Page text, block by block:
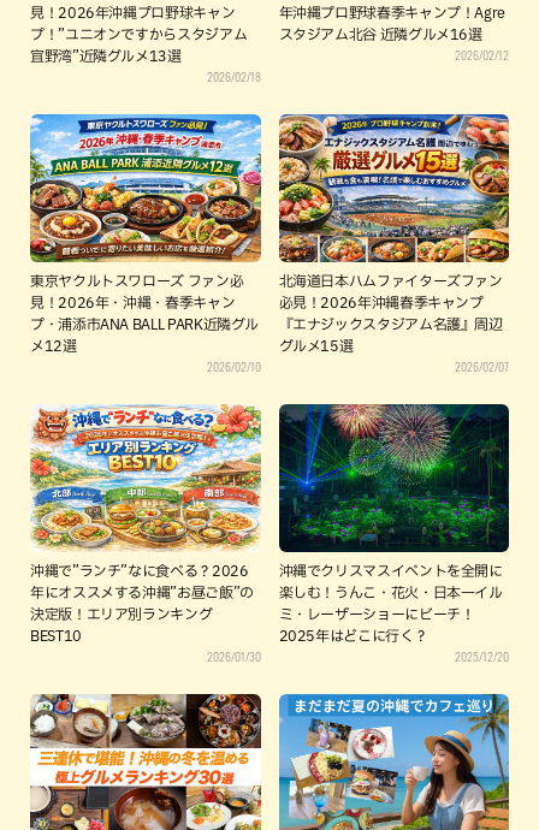
見！2026年沖縄プロ野球キャン
プ！”ユニオンですからスタジアム
宜野湾”近隣グルメ13選
2026/02/18
年沖縄プロ野球春季キャンプ！Agre
スタジアム北谷 近隣グルメ16選
2026/02/12
東京ヤクルトスワローズ ファン必
見！2026年・沖縄・春季キャン
プ・浦添市ANA BALL PARK近隣グル
メ12選
2026/02/10
北海道日本ハムファイターズファン
必見！2026年沖縄春季キャンプ
『エナジックスタジアム名護』周辺
グルメ15選
2026/02/07
沖縄で”ランチ”なに食べる？2026
年にオススメする沖縄”お昼ご飯”の
決定版！エリア別ランキング
BEST10
2026/01/30
沖縄でクリスマスイベントを全開に
楽しむ！うんこ・花火・日本一イル
ミ・レーザーショーにビーチ！
2025年はどこに行く？
2025/12/20